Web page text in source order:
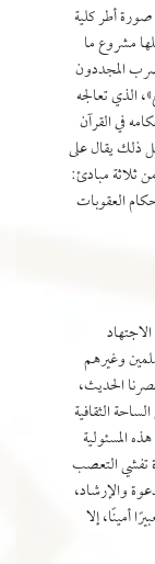
أطر كلية
مشروع ما
المجددون
الذي تعالجه
في القرآن
ذلك يقال على
ثلاثة مبادئ:
العقوبات
وغيرهم
الحديث،
الثقافية
المسئولية
تفشي التعصب
والإرشاد،
أمينًا، إلا